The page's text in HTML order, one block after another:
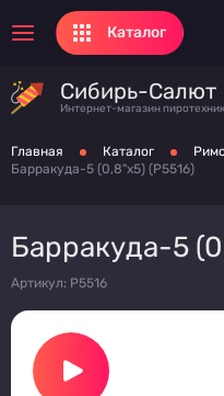
Каталог
Сибирь-Салют
Интернет-магазин
Главная Каталог
Барракуда-5 (0,8"х5) (P5516)
Барракуда-5
Артикул: P5516